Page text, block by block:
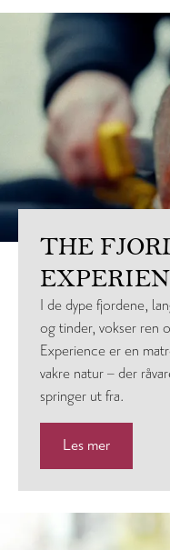
THE
I de dype fjordene,
og tinder, vokser ren
Experience er en
vakre natur – der
springer ut fra.
Les mer